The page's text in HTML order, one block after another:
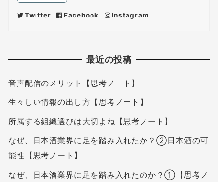
Twitter Facebook Instagram
最近の投稿
音声配信のメリット【思考ノート】
生々しい情報の出し方【思考ノート】
所属する組織選びは大切よね【思考ノート】
なぜ、日本酒業界に足を踏み入れたか？②日本酒の可
能性【思考ノート】
なぜ、日本酒業界に足を踏み入れたのか？①【思考ノ